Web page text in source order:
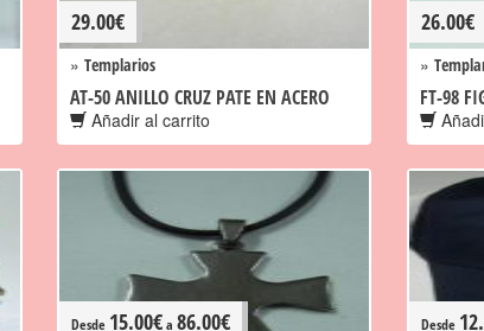
29.00€
» Templarios
AT-50 ANILLO CRUZ PATE EN ACERO
Añadir al carrito
26.00€
»
FT-98
Desde 15.00€a 86.00€ Desde